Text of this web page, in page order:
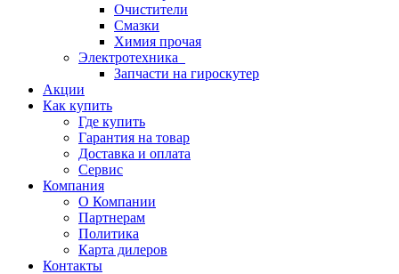
Очистители
Смазки
Химия прочая
Электротехника
Запчасти на гироскутер
Акции
Как купить
Где купить
Гарантия на товар
Доставка и оплата
Сервис
Компания
О Компании
Партнерам
Политика
Карта дилеров
Контакты